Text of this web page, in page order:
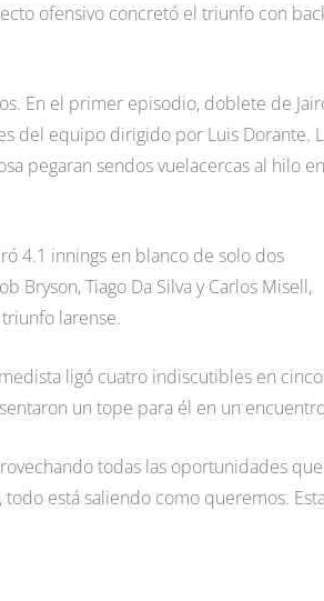
ofensivo concretó el triunfo con
En el primer episodio, doblete de
del equipo dirigido por Luis Dorante.
pegaran sendos vuelacercas al hilo
4.1 innings en blanco de solo dos
Bryson, Tiago Da Silva y Carlos Misell,
larense.
ligó cuatro indiscutibles en cinco
un tope para él en un
todas las oportunidades
está saliendo como queremos.